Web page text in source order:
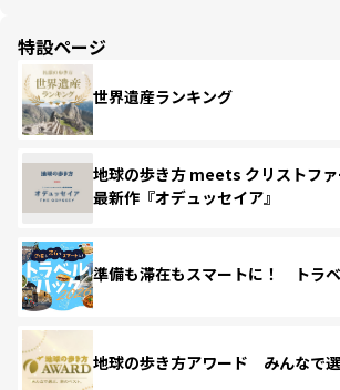
特設ページ
世界遺産ランキング
地球の歩き方 meets クリストフ
最新作『オデュッセイア』
準備も滞在もスマートに！ トラ
地球の歩き方アワード みんなで選